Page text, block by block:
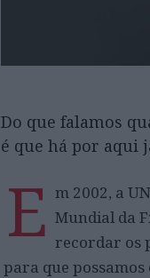
Do que falamos
é que há por aqui
E m 2002, a
Mundial da
recordar os
para que